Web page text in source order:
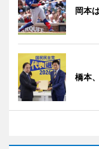
岡本
橋本